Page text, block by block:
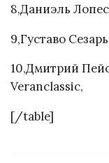
8,Даниэль
9,Густаво
10,Дмитрий
Veranclassic,
[/table]